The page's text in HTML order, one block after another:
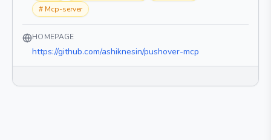
# Mcp-server
HOMEPAGE
https://github.com/ashiknesin/pushover-mcp